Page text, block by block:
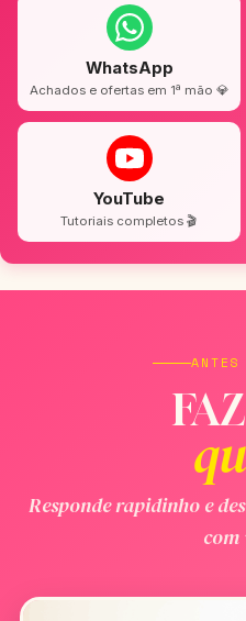
WhatsApp
Achados e ofertas em 1ª mão 💎
YouTube
Tutoriais completos 🎬
Responde rapidinho e
com